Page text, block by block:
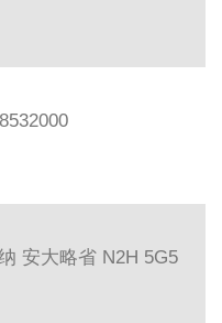
安大略省 N2H 5G5